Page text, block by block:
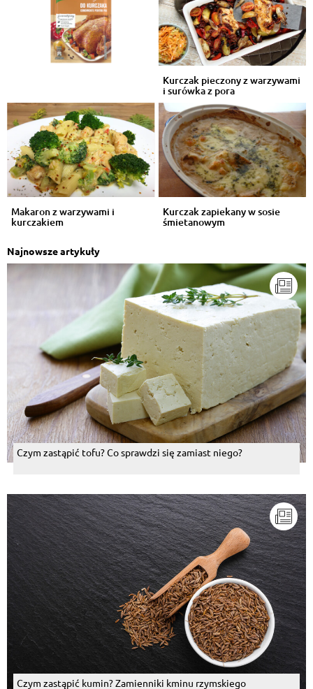
Kurczak pieczony z warzywami
i surówka z pora
Makaron z warzywami i
kurczakiem
Kurczak zapiekany w sosie
śmietanowym
Najnowsze artykuły
Czym zastąpić tofu? Co sprawdzi się zamiast niego?
Czym zastąpić kumin? Zamienniki kminu rzymskiego